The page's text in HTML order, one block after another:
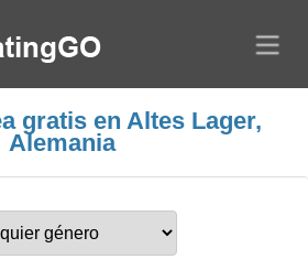
gratis en Altes Lager,
Alemania